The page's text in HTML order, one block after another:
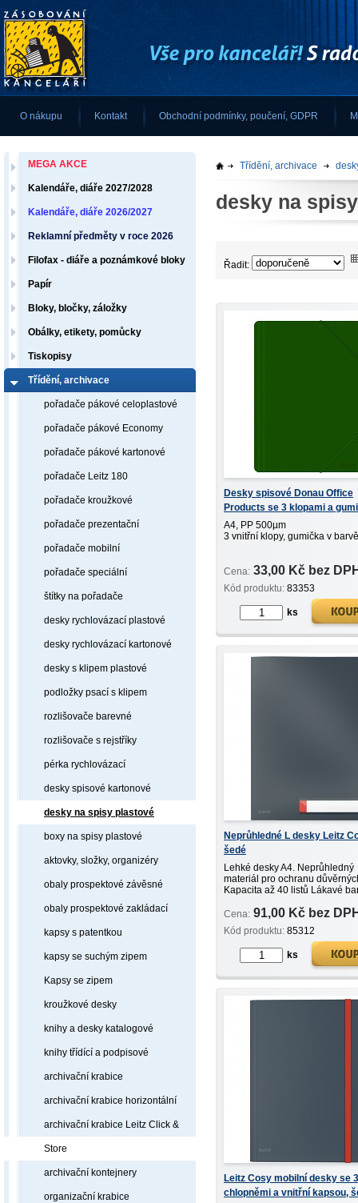
Třídění, archivace
desky na
Řadit:
Desky spisové Donau Office
Products se 3 klopami a
PP 500µm zelené
A4, PP 500µm
3 vnitřní klopy, gumička v
Cena: 33,00 Kč bez
Kód produktu: 83353
ks
Neprůhledné L desky Leitz
šedé
Lehké desky A4. Neprůhledný
materiál pro ochranu
Kapacita až 40 listů Lákavé
Cena: 91,00 Kč bez
Kód produktu: 85312
ks
Leitz Cosy mobilní desky se 3
chlopněmi a vnitřní kapsou,
MEGA AKCE
Kalendáře, diáře 2027/2028
Kalendáře, diáře 2026/2027
Reklamní předměty v roce 2026
Filofax - diáře a poznámkové bloky
Papír
Bloky, bločky, záložky
Obálky, etikety, pomůcky
Tiskopisy
Třídění, archivace
pořadače pákové celoplastové
pořadače pákové Economy
pořadače pákové kartonové
pořadače Leitz 180
pořadače kroužkové
pořadače prezentační
pořadače mobilní
pořadače speciální
štítky na pořadače
desky rychlovázací plastové
desky rychlovázací kartonové
desky s klipem plastové
podložky psací s klipem
rozlišovače barevné
rozlišovače s rejstříky
pérka rychlovázací
desky spisové kartonové
desky na spisy plastové
boxy na spisy plastové
aktovky, složky, organizéry
obaly prospektové závěsné
obaly prospektové zakládací
kapsy s patentkou
kapsy se suchým zipem
Kapsy se zipem
kroužkové desky
knihy a desky katalogové
knihy třídící a podpisové
archivační krabice
archivační krabice horizontální
archivační krabice Leitz Click &
Store
archivační kontejnery
organizační krabice
O nákupu Kontakt Obchodní podmínky, poučení, GDPR